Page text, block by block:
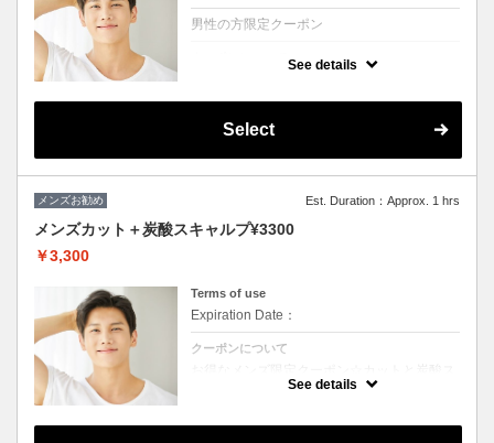
男性の方限定クーポン
眉毛のお手入れもついてるのですっきり爽や
かな印象になります！！
See details
Select
メンズお勧め Est. Duration：Approx. 1 hrs
メンズカット＋炭酸スキャルプ¥3300
￥3,300
Terms of use
Expiration Date：
クーポンについて
See details